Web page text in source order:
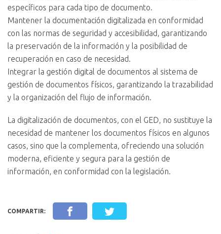
específicos para cada tipo de documento.
Mantener la documentación digitalizada en conformidad
con las normas de seguridad y accesibilidad, garantizando
la preservación de la información y la posibilidad de
recuperación en caso de necesidad.
Integrar la gestión digital de documentos al sistema de
gestión de documentos físicos, garantizando la trazabilidad
y la organización del flujo de información.
La digitalización de documentos, con el GED, no sustituye la
necesidad de mantener los documentos físicos en algunos
casos, sino que la complementa, ofreciendo una solución
moderna, eficiente y segura para la gestión de
información, en conformidad con la legislación.
COMPARTIR: